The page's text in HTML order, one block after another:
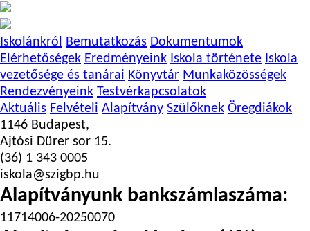
Iskolánkról Bemutatkozás Dokumentumok
Elérhetőségek Eredményeink Iskola története Iskola
vezetősége és tanárai Könyvtár Munkaközösségek
Rendezvényeink Testvérkapcsolatok
Aktuális Felvételi Alapítvány Szülőknek Öregdiákok
1146 Budapest,
Ajtósi Dürer sor 15.
(36) 1 343 0005
iskola@szigbp.hu
Alapítványunk bankszámlaszáma:
11714006-20250070